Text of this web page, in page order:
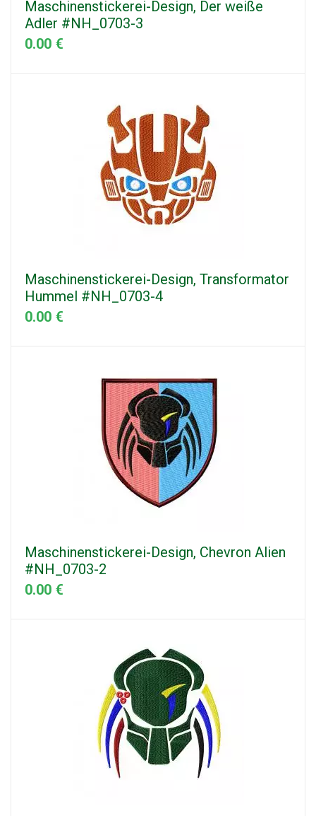
Maschinenstickerei-Design, Der weiße
Adler #NH_0703-3
0.00 €
Maschinenstickerei-Design, Transformator
Hummel #NH_0703-4
0.00 €
Maschinenstickerei-Design, Chevron Alien
#NH_0703-2
0.00 €